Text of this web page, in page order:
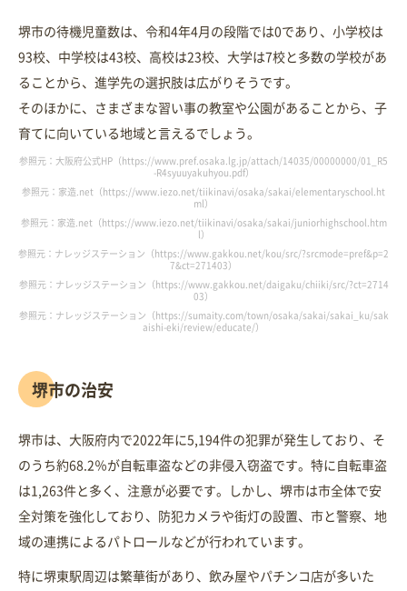
堺市の待機児童数は、令和4年4月の段階では0であり、小学校は
93校、中学校は43校、高校は23校、大学は7校と多数の学校があ
ることから、進学先の選択肢は広がりそうです。
そのほかに、さまざまな習い事の教室や公園があることから、子
育てに向いている地域と言えるでしょう。
参照元：大阪府公式HP（https://www.pref.osaka.lg.jp/attach/14035/00000000/01_R5
-R4syuuyakuhyou.pdf）
参照元：家造.net（https://www.iezo.net/tiikinavi/osaka/sakai/elementaryschool.ht
ml）
参照元：家造.net（https://www.iezo.net/tiikinavi/osaka/sakai/juniorhighschool.htm
l）
参照元：ナレッジステーション（https://www.gakkou.net/kou/src/?srcmode=pref&p=2
7&ct=271403）
参照元：ナレッジステーション（https://www.gakkou.net/daigaku/chiiki/src/?ct=2714
03）
参照元：ナレッジステーション（https://sumaity.com/town/osaka/sakai/sakai_ku/sak
aishi-eki/review/educate/）
堺市の治安
堺市は、大阪府内で2022年に5,194件の犯罪が発生しており、そ
のうち約68.2％が自転車盗などの非侵入窃盗です。特に自転車盗
は1,263件と多く、注意が必要です。しかし、堺市は市全体で安
全対策を強化しており、防犯カメラや街灯の設置、市と警察、地
域の連携によるパトロールなどが行われています。
特に堺東駅周辺は繁華街があり、飲み屋やパチンコ店が多いた